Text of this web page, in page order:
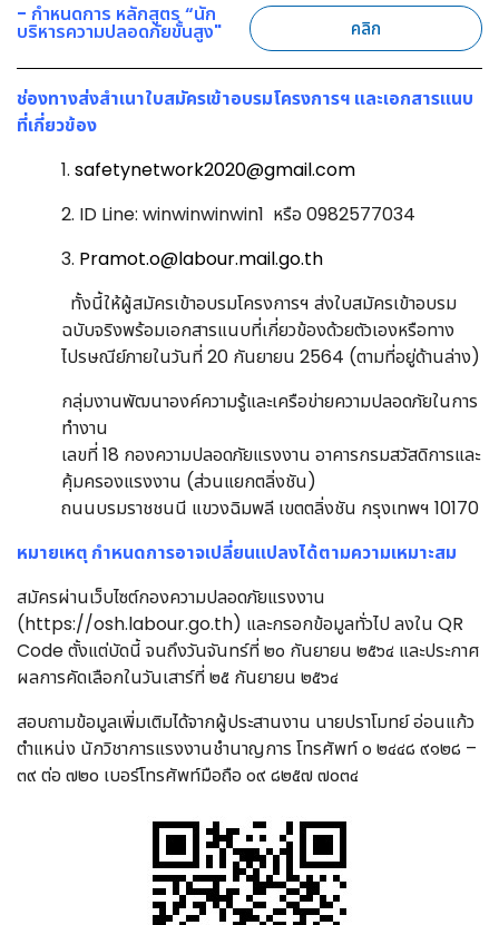
- กำหนดการ หลักสูตร “นัก
บริหารความปลอดภัยขั้นสูง" คลิก
ช่องทางส่งสำเนาใบสมัครเข้าอบรมโครงการฯ และเอกสารแนบ
ที่เกี่ยวข้อง
1. safetynetwork2020@gmail.com
2. ID Line: winwinwinwin1 หรือ 0982577034
3. Pramot.o@labour.mail.go.th
ทั้งนี้ให้ผู้สมัครเข้าอบรมโครงการฯ ส่งใบสมัครเข้าอบรม
ฉบับจริงพร้อมเอกสารแนบที่เกี่ยวข้องด้วยตัวเองหรือทาง
ไปรษณีย์ภายในวันที่ 20 กันยายน 2564 (ตามที่อยู่ด้านล่าง)
กลุ่มงานพัฒนาองค์ความรู้และเครือข่ายความปลอดภัยในการ
ทำงาน
เลขที่ 18 กองความปลอดภัยแรงงาน อาคารกรมสวัสดิการและ
คุ้มครองแรงงาน (ส่วนแยกตลิ่งชัน)
ถนนบรมราชชนนี แขวงฉิมพลี เขตตลิ่งชัน กรุงเทพฯ 10170
หมายเหตุ กำหนดการอาจเปลี่ยนแปลงได้ตามความเหมาะสม
สมัครผ่านเว็บไซต์กองความปลอดภัยแรงงาน
(https://osh.labour.go.th) และกรอกข้อมูลทั่วไป ลงใน QR
Code ตั้งแต่บัดนี้ จนถึงวันจันทร์ที่ ๒๐ กันยายน ๒๕๖๔ และประกาศ
ผลการคัดเลือกในวันเสาร์ที่ ๒๕ กันยายน ๒๕๖๔
สอบถามข้อมูลเพิ่มเติมได้จากผู้ประสานงาน นายปราโมทย์ อ่อนแก้ว
ตำแหน่ง นักวิชาการแรงงานชำนาญการ โทรศัพท์ ๐ ๒๔๔๘ ๙๑๒๘ –
๓๙ ต่อ ๗๒๐ เบอร์โทรศัพท์มือถือ ๐๙ ๘๒๕๗ ๗๐๓๔